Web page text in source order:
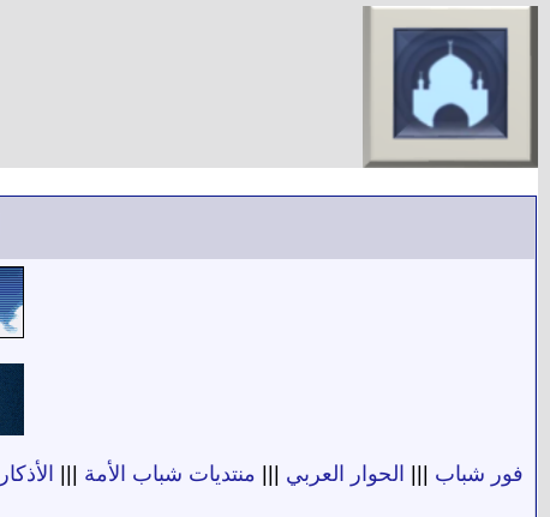
فور شباب الحوار العربي منتديات شباب الأمة الأذكار